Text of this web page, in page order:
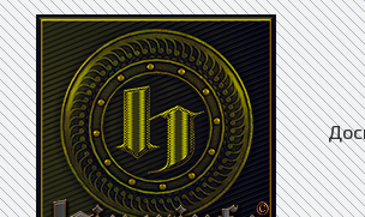
Доска объявлений компании фирмы Сочи, Доска объявлений компании фирмы Спас-Деменск, Доска объявлений компании фирмы Абаза, Доска объявлений компании фирмы Абакан, Доска объявлений компании фирмы Абдулино, Доска объявлений компании фирмы Абинск, Доска объявлений компании фирмы Агидель, Доска объявлений компании фирмы Агрыз, Доска объявлений компании фирмы Адыгейск, Доска объявлений компании фирмы Азнакаево, Доска объявлений компании фирмы Азов, Доска объявлений компании фирмы Ак-Довурак, Доска объявлений компании фирмы Аксай, Доска объявлений компании фирмы Алагир, Доска объявлений компании фирмы Алапаевск, Доска объявлений компании фирмы Алатырь, Доска объявлений компании фирмы Алдан, Доска объявлений компании фирмы Алейск, Доска объявлений компании фирмы Александров, Доска объявлений компании фирмы Александровск, Доска объявлений компании фирмы Александровск-Сахалинский, Доска объявлений компании фирмы Алексеевка, Доска объявлений компании фирмы Алексин, Доска объявлений компании фирмы Алзамай, Доска объявлений компании фирмы Алупка, Доска объявлений компании фирмы Алушта, Доска объявлений компании фирмы Альметьевск, Доска объявлений компании фирмы Амурск, Доска объявлений компании фирмы Анадырь, Доска объявлений компании фирмы Анапа, Доска объявлений компании фирмы Ангарск, Доска объявлений компании фирмы Андреаполь, Доска объявлений компании фирмы Анжеро-Судженск, Доска объявлений компании фирмы Анива, Доска объявлений компании фирмы Апатиты, Доска объявлений компании фирмы Апрелевка, Доска объявлений компании фирмы Апшеронск, Доска объявлений компании фирмы Арамиль, Доска объявлений компании фирмы Аргун, Доска объявлений компании фирмы Ардатов, Доска объявлений компании фирмы Ардон, Доска объявлений компании фирмы Арзамас, Доска объявлений компании фирмы Аркадак, Доска объявлений компании фирмы Армавир, Доска объявлений компании фирмы Армянск, Доска объявлений компании фирмы Арсеньев, Доска объявлений компании фирмы Арск, Доска объявлений компании фирмы Артём, Доска объявлений компании фирмы Артёмовск, Доска объявлений компании фирмы Артёмовский, Доска объявлений компании фирмы Архангельск, Доска объявлений компании фирмы Асбест, Доска объявлений компании фирмы Асино, Доска объявлений компании фирмы Астрахань, Доска объявлений компании фирмы Аткарск, Доска объявлений компании фирмы Ахтубинск, Доска объявлений компании фирмы Ачинск, Доска объявлений компании фирмы Аша, Доска объявлений компании фирмы Бабаево, Доска объявлений компании фирмы Бабушкин, Доска объявлений компании фирмы Бавлы, Доска объявлений компании фирмы Багратионовск, Доска объявлений компании фирмы Байкальск, Доска объявлений компании фирмы Баймак, Доска объявлений компании фирмы Бакал, Доска объявлений компании фирмы Баксан, Доска объявлений компании фирмы Балабаново, Доска объявлений компании фирмы Балаково, Доска объявлений компании фирмы Балахна, Доска объявлений компании фирмы Балашиха, Доска объявлений компании фирмы Балашов, Доска объявлений компании фирмы Балей, Доска объявлений компании фирмы Балтийск, Доска объявлений компании фирмы Барабинск, Доска объявлений компании фирмы Барнаул, Доска объявлений компании фирмы Барыш, Доска объявлений компании фирмы Батайск, Доска объявлений компании фирмы Бахчисарай, Доска объявлений компании фирмы Бежецк, Доска объявлений компании фирмы Белая Калитва, Доска объявлений компании фирмы Белая Холуница, Доска объявлений компании фирмы Белгород, Доска объявлений компании фирмы Белебей, Доска объявлений компании фирмы Белёв, Доска объявлений компании фирмы Белинский, Доска объявлений компании фирмы Белово, Доска объявлений компании фирмы Белогорск, Доска объявлений компании фирмы Белогорск, Доска объявлений